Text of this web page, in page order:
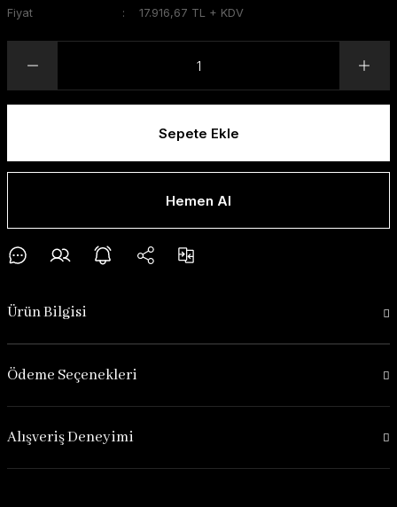
Fiyat
17.916,67 TL + KDV
Sepete Ekle
Hemen Al
Ürün Bilgisi
Ödeme Seçenekleri
Alışveriş Deneyimi